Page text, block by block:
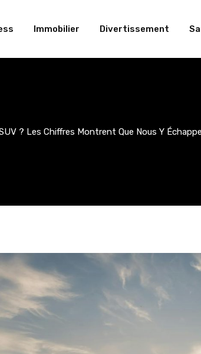
Immobilier Divertissement
? Les Chiffres Montrent Que Nous Y